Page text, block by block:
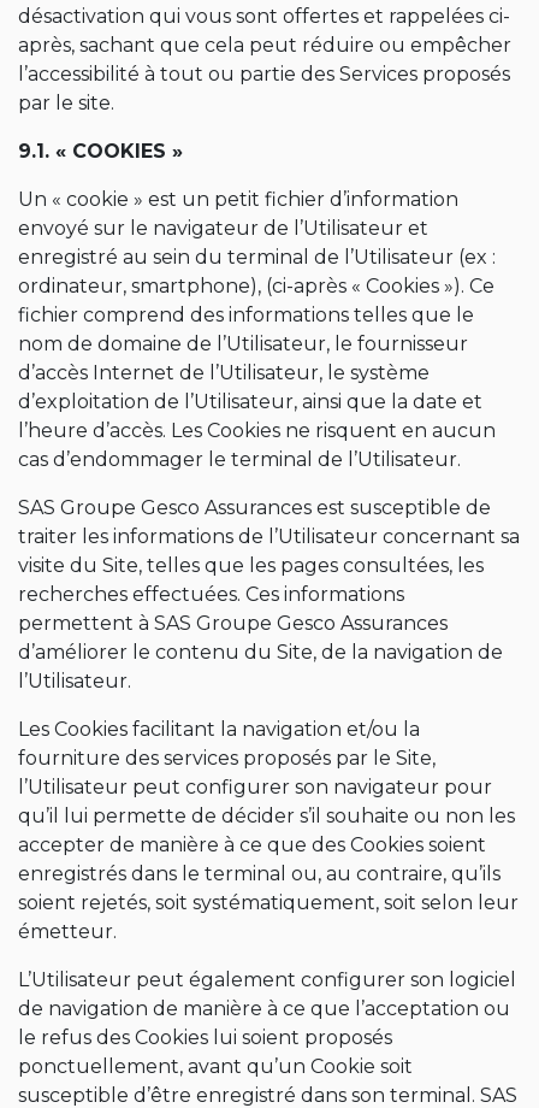
désactivation qui vous sont offertes et rappelées ci-
après, sachant que cela peut réduire ou empêcher
l’accessibilité à tout ou partie des Services proposés
par le site.
9.1. « COOKIES »
Un « cookie » est un petit fichier d’information
envoyé sur le navigateur de l’Utilisateur et
enregistré au sein du terminal de l’Utilisateur (ex :
ordinateur, smartphone), (ci-après « Cookies »). Ce
fichier comprend des informations telles que le
nom de domaine de l’Utilisateur, le fournisseur
d’accès Internet de l’Utilisateur, le système
d’exploitation de l’Utilisateur, ainsi que la date et
l’heure d’accès. Les Cookies ne risquent en aucun
cas d’endommager le terminal de l’Utilisateur.
SAS Groupe Gesco Assurances est susceptible de
traiter les informations de l’Utilisateur concernant sa
visite du Site, telles que les pages consultées, les
recherches effectuées. Ces informations
permettent à SAS Groupe Gesco Assurances
d’améliorer le contenu du Site, de la navigation de
l’Utilisateur.
Les Cookies facilitant la navigation et/ou la
fourniture des services proposés par le Site,
l’Utilisateur peut configurer son navigateur pour
qu’il lui permette de décider s’il souhaite ou non les
accepter de manière à ce que des Cookies soient
enregistrés dans le terminal ou, au contraire, qu’ils
soient rejetés, soit systématiquement, soit selon leur
émetteur.
L’Utilisateur peut également configurer son logiciel
de navigation de manière à ce que l’acceptation ou
le refus des Cookies lui soient proposés
ponctuellement, avant qu’un Cookie soit
susceptible d’être enregistré dans son terminal. SAS